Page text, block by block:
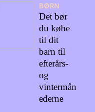
BØRN
Det bør
du købe
til dit
barn til
efterårs-
og
vintermån
ederne